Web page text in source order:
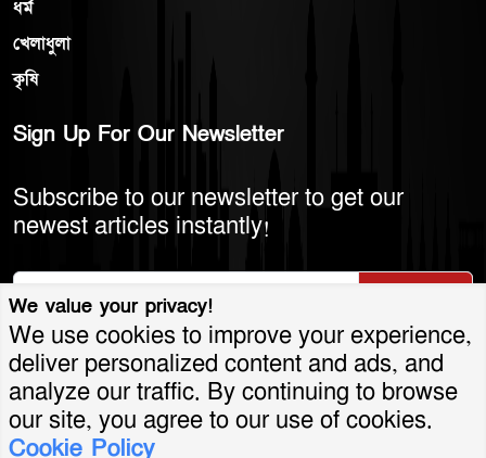
ধর্ম
খেলাধুলা
কৃষি
Sign Up For Our Newsletter
Subscribe to our newsletter to get our
newest articles instantly!
© 2026 America Bangla LLC. All Rights
Reserved.
We value your privacy!
We use cookies to improve your experience,
deliver personalized content and ads, and
analyze our traffic. By continuing to browse
our site, you agree to our use of cookies.
Cookie Policy